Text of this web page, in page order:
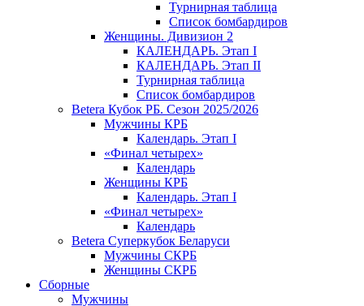
Турнирная таблица
Список бомбардиров
Женщины. Дивизион 2
КАЛЕНДАРЬ. Этап I
КАЛЕНДАРЬ. Этап II
Турнирная таблица
Список бомбардиров
Betera Кубок РБ. Сезон 2025/2026
Мужчины КРБ
Календарь. Этап I
«Финал четырех»
Календарь
Женщины КРБ
Календарь. Этап I
«Финал четырех»
Календарь
Betera Суперкубок Беларуси
Мужчины СКРБ
Женщины СКРБ
Сборные
Мужчины